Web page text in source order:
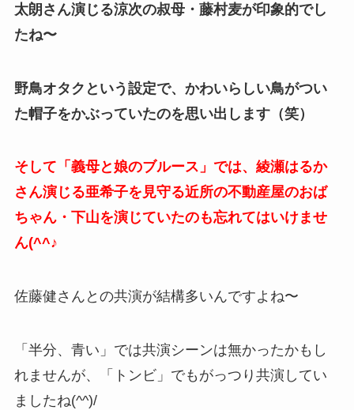
太朗さん演じる涼次の叔母・藤村麦が印象的でし
たね〜
野鳥オタクという設定で、かわいらしい鳥がつい
た帽子をかぶっていたのを思い出します（笑）
そして「義母と娘のブルース」では、綾瀬はるか
さん演じる亜希子を見守る近所の不動産屋のおば
ちゃん・下山を演じていたのも忘れてはいけませ
ん(^^♪
佐藤健さんとの共演が結構多いんですよね〜
「半分、青い」では共演シーンは無かったかもし
れませんが、「トンビ」でもがっつり共演してい
ましたね(^^)/